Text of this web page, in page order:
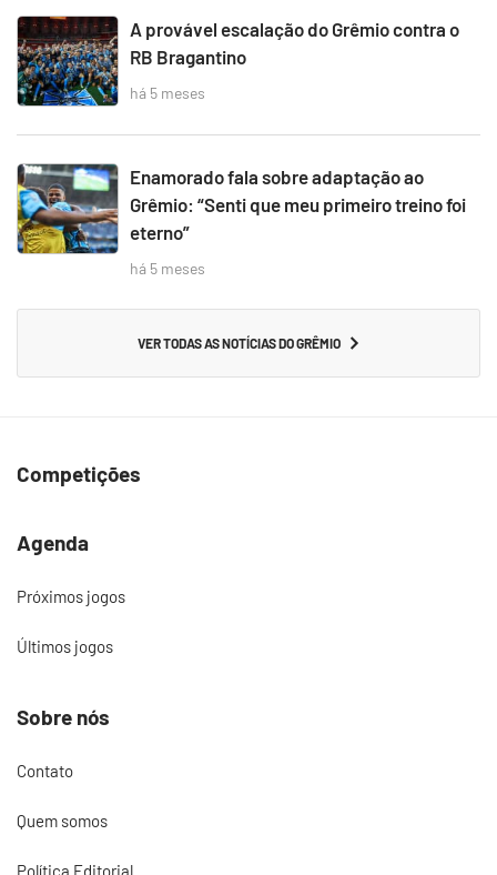
A provável escalação do Grêmio contra o
RB Bragantino
há 5 meses
Enamorado fala sobre adaptação ao
Grêmio: “Senti que meu primeiro treino foi
eterno”
há 5 meses
VER TODAS AS NOTÍCIAS DO GRÊMIO
Competições
Agenda
Próximos jogos
Últimos jogos
Sobre nós
Contato
Quem somos
Política Editorial